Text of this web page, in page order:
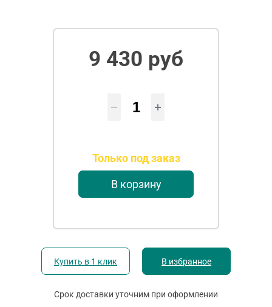
9 430 руб
Только под заказ
В корзину
Купить в 1 клик В избранное
Срок доставки уточним при оформлении